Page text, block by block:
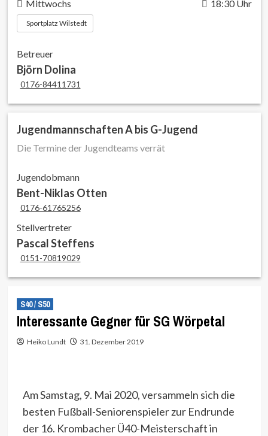
S40 / S50
Interessante Gegner für SG Wörpetal
Heiko Lundt 31. Dezember 2019
Am Samstag, 9. Mai 2020, versammeln sich die
besten Fußball-Seniorenspieler zur Endrunde
der 16. Krombacher Ü40-Meisterschaft in
Mittwochs 18:30 Uhr
Sportplatz Wilstedt
Betreuer
Björn Dolina
0176-84411731
Jugendmannschaften A bis G-Jugend
Die Termine der Jugendteams verrät
Jugendobmann
Bent-Niklas Otten
0176-61765256
Stellvertreter
Pascal Steffens
0151-70819029